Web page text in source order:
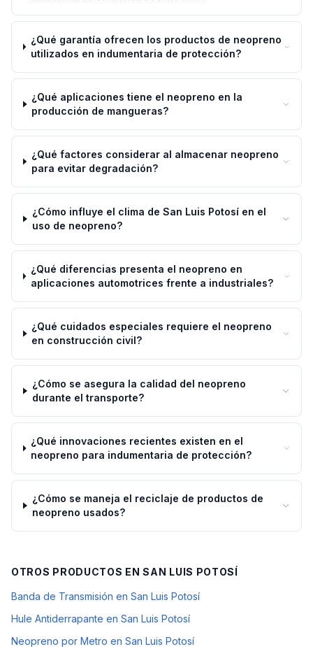
¿Qué garantía ofrecen los productos de neopreno
utilizados en indumentaria de protección?
¿Qué aplicaciones tiene el neopreno en la
producción de mangueras?
¿Qué factores considerar al almacenar neopreno
para evitar degradación?
¿Cómo influye el clima de San Luis Potosí en el
uso de neopreno?
¿Qué diferencias presenta el neopreno en
aplicaciones automotrices frente a industriales?
¿Qué cuidados especiales requiere el neopreno
en construcción civil?
¿Cómo se asegura la calidad del neopreno
durante el transporte?
¿Qué innovaciones recientes existen en el
neopreno para indumentaria de protección?
¿Cómo se maneja el reciclaje de productos de
neopreno usados?
OTROS PRODUCTOS ENSAN LUIS POTOSÍ
Banda de Transmisión en San Luis Potosí
Hule Antiderrapante en San Luis Potosí
Neopreno por Metro en San Luis Potosí